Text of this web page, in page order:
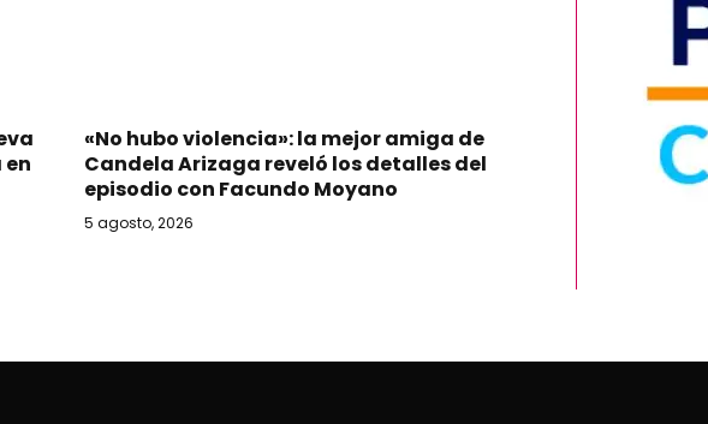
«No hubo violencia»: la mejor amiga de
Candela Arizaga reveló los detalles del
episodio con Facundo Moyano
5 agosto, 2026